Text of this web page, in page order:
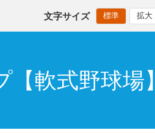
文字サイズ 標準 拡大
軟式野球場】